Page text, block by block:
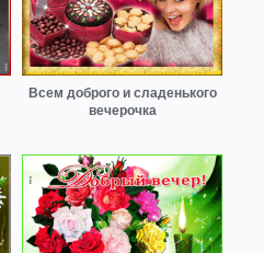
Всем доброго и сладенького
вечерочка